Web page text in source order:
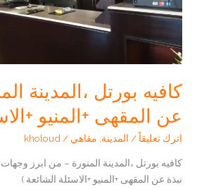
كافيه بورتل ،المدينة
عن المقهى +المنيو
اترك تعليقاً / المدينة, مقاهي /
kholoud
كافيه بورتل ،المدينة المنورة – من ابرز
نبذة عن المقهى +المنيو +الاسئلة الشائعة )